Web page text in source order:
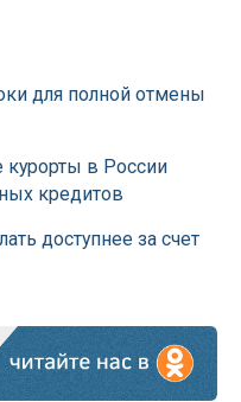
для полной отмены
курорты в России
кредитов
доступнее за счет